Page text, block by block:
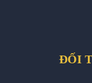
ĐỐI